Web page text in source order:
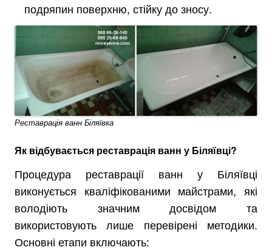
подряпин поверхню, стійку до зносу.
Реставрація ванн Біляївка
Як відбувається реставрація ванн у Біляївці?
Процедура реставрації ванн у Біляївці
виконується кваліфікованими майстрами, які
володіють значним досвідом та
використовують лише перевірені методики.
Основні етапи включають: